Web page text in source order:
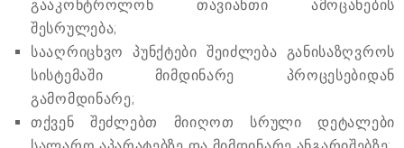
გააკონტროლონ თავიანთი ამოცანების
შესრულება;
სააღრიცხვო პუნქტები შეიძლება განისაზღვროს
სისტემაში მიმდინარე პროცესებიდან
გამომდინარე;
თქვენ შეძლებთ მიიღოთ სრული დეტალები